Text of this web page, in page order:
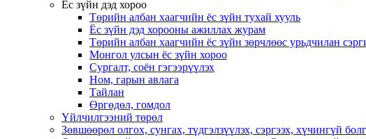
Ёс зүйн дэд хороо
Төрийн албан хаагчийн ёс зүйн тухай хууль
Ёс зүйн дэд хорооны ажиллах журам
Төрийн албан хаагчийн ёс зүйн зөрчлөөс урьдчилан
Монгол улсын ёс зүйн хороо
Cургалт, cоён гэгээрүүлэх
Ном, гарын авлага
Тайлан
Өргөдөл, гомдол
Үйлчилгээний төрөл
Зөвшөөрөл олгох, сунгах, түдгэлзүүлэх, сэргээх, хүчингүй